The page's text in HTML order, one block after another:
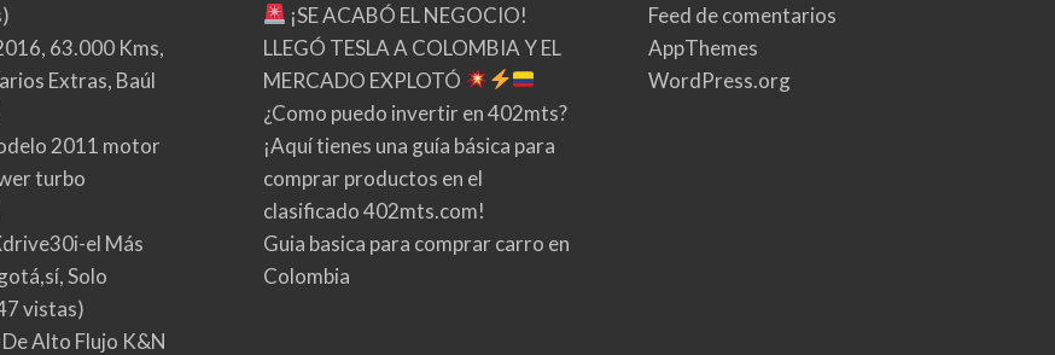
63.000 Kms,
Extras, Baúl
2011 motor
turbo
el Más
Solo
vistas)
Alto Flujo K&N
¡SE ACABÓ EL NEGOCIO!
LLEGÓ TESLA A COLOMBIA Y EL
MERCADO EXPLOTÓ
¿Como puedo invertir en 402mts?
¡Aquí tienes una guía básica para
comprar productos en el
clasificado 402mts.com!
Guia basica para comprar carro en
Colombia
Feed de comentarios
AppThemes
WordPress.org